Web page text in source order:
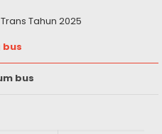
Tahun 2025
bus
bus